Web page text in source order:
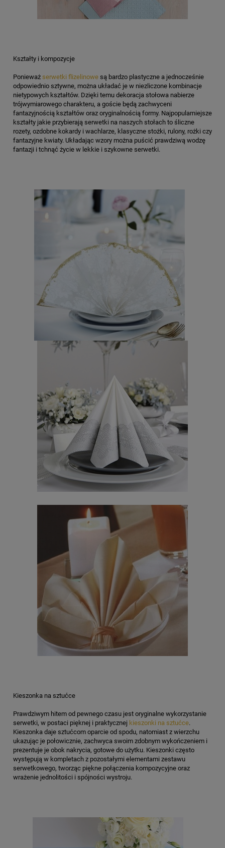
Kształty i kompozycje
Ponieważ serwetki flizelinowe są bardzo plastyczne a jednocześnie
odpowiednio sztywne, można układać je w niezliczone kombinacje
nietypowych kształtów. Dzięki temu dekoracja stołowa nabierze
trójwymiarowego charakteru, a goście będą zachwyceni
fantazyjnością kształtów oraz oryginalnością formy. Najpopularniejsze
kształty jakie przybierają serwetki na naszych stołach to śliczne
rozety, ozdobne kokardy i wachlarze, klasyczne stożki, rulony, rożki czy
fantazyjne kwiaty. Układając wzory można puścić prawdziwą wodzę
fantazji i tchnąć życie w lekkie i szykowne serwetki.
Kieszonka na sztućce
Prawdziwym hitem od pewnego czasu jest oryginalne wykorzystanie
serwetki, w postaci pięknej i praktycznej kieszonki na sztućce.
Kieszonka daje sztućcom oparcie od spodu, natomiast z wierzchu
ukazując je połowicznie, zachwyca swoim zdobnym wykończeniem i
prezentuje je obok nakrycia, gotowe do użytku. Kieszonki często
występują w kompletach z pozostałymi elementami zestawu
serwetkowego, tworząc piękne połączenia kompozycyjne oraz
wrażenie jednolitości i spójności wystroju.